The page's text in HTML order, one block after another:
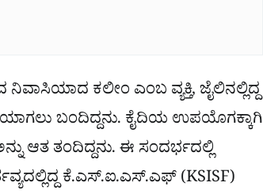
ಕಲೀಂ ಎಂಬ ವ್ಯಕ್ತಿ, ಜೈಲಿನಲ್ಲಿದ್ದ
ಬಂದಿದ್ದನು. ಕೈದಿಯ ಉಪಯೊಗಕ್ಕಾಗಿ
ಆತ ತಂದಿದ್ದನು. ಈ ಸಂದರ್ಭದಲ್ಲಿ
ಕೆ.ಎಸ್.ಐ.ಎಸ್.ಎಫ್ (KSISF)